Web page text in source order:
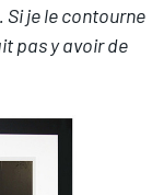
Si je le contourne
pas y avoir de